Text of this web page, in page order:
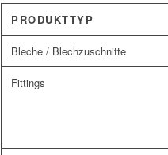
PRODUKTTYP
Bleche / Blechzuschnitte
Fittings